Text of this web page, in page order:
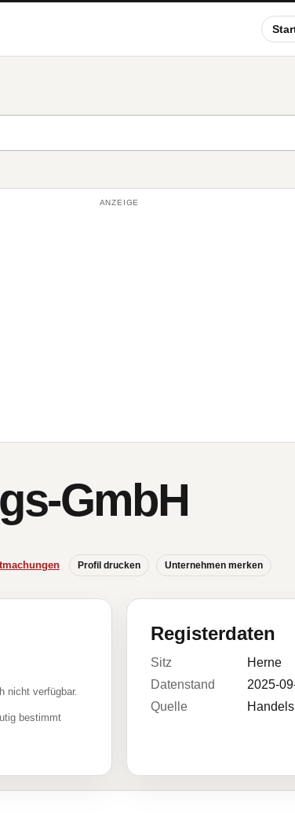
ANZEIGE
GmbH
Profil drucken Unternehmen merken
nicht verfügbar.
bestimmt
Registerdaten
Sitz
Herne
Datenstand
2025-
Quelle